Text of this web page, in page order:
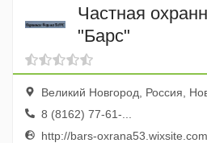
Частная
"Барс"
Великий Новгород, Россия, Новгородская область, г.
8 (8162) 77-61-...
http://bars-